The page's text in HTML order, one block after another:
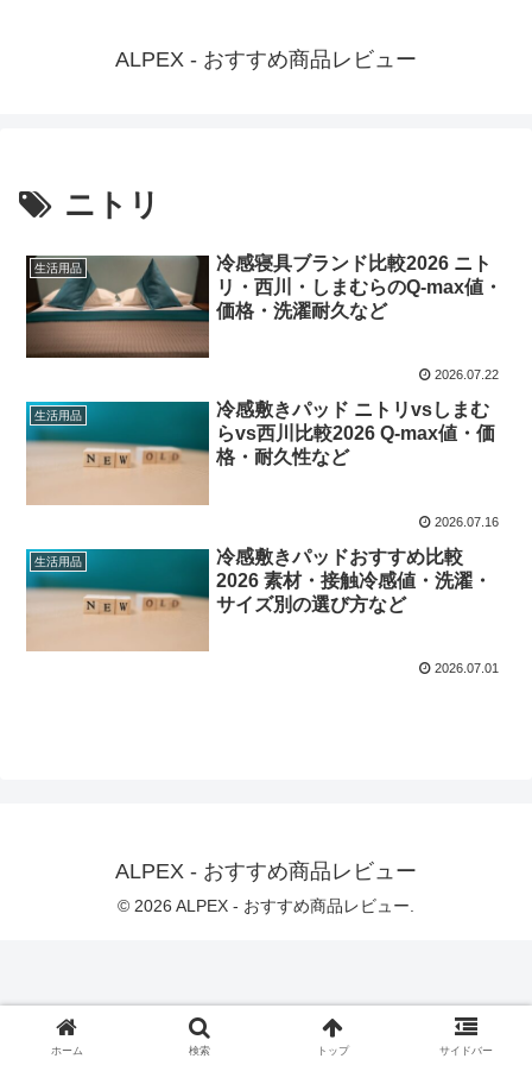
ALPEX - おすすめ商品レビュー
ニトリ
生活用品
冷感寝具ブランド比較2026 ニト
リ・西川・しまむらのQ-max値・
価格・洗濯耐久など
2026.07.22
生活用品
冷感敷きパッド ニトリvsしまむ
らvs西川比較2026 Q-max値・価
格・耐久性など
2026.07.16
生活用品
冷感敷きパッドおすすめ比較
2026 素材・接触冷感値・洗濯・
サイズ別の選び方など
2026.07.01
ALPEX - おすすめ商品レビュー
© 2026 ALPEX - おすすめ商品レビュー.
ホーム 検索 トップ サイドバー